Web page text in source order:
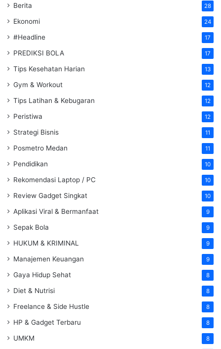
Berita 28
Ekonomi 24
#Headline 17
PREDIKSI BOLA 17
Tips Kesehatan Harian 13
Gym & Workout 12
Tips Latihan & Kebugaran 12
Peristiwa 12
Strategi Bisnis 11
Posmetro Medan 11
Pendidikan 10
Rekomendasi Laptop / PC 10
Review Gadget Singkat 10
Aplikasi Viral & Bermanfaat 9
Sepak Bola 9
HUKUM & KRIMINAL 9
Manajemen Keuangan 9
Gaya Hidup Sehat 8
Diet & Nutrisi 8
Freelance & Side Hustle 8
HP & Gadget Terbaru 8
UMKM 8